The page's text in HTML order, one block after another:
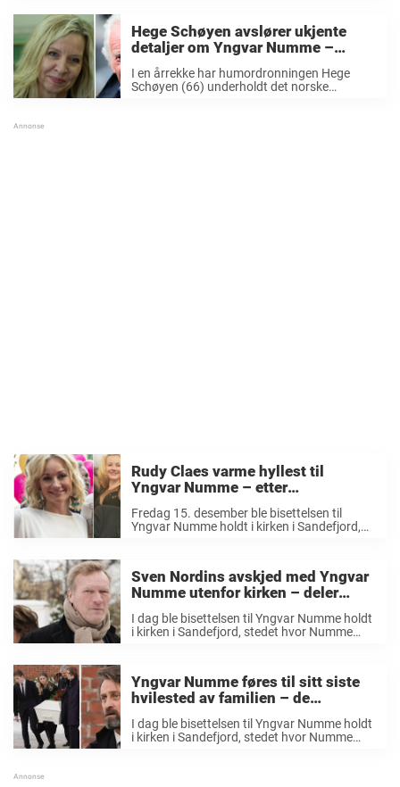
tillegg til «Senkveld» har Numme ledet ...
Hege Schøyen avslører ukjente
detaljer om Yngvar Numme –
ærlige ordene som forandret alt
I en årrekke har humordronningen Hege
Schøyen (66) underholdt det norske
Rudy Claes varme hyllest til
Yngvar Numme – etter
begravelsen: «Takk for at du lærte
meg…»
Fredag 15. desember ble bisettelsen til
Yngvar Numme holdt i kirken i Sandefjord,
Sven Nordins avskjed med Yngvar
Numme utenfor kirken – deler
vemodig beskjed: «En stor mann
har gått ut av tiden»
I dag ble bisettelsen til Yngvar Numme holdt
i kirken i Sandefjord, stedet hvor Numme
Yngvar Numme føres til sitt siste
hvilested av familien – de
hjerteskjærende bildene av kisten
I dag ble bisettelsen til Yngvar Numme holdt
i kirken i Sandefjord, stedet hvor Numme